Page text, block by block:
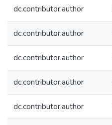
dc.contributor.author
dc.contributor.author
dc.contributor.author
dc.contributor.author
dc.contributor.author